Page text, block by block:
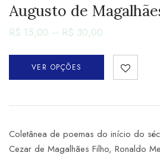
Augusto de
R$ 15,00 – R$ 30,00
VER OPÇÕES
Coletânea de poemas do início do
Cezar de Magalhães Filho, Ronaldo